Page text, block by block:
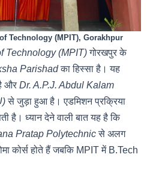
Technology (MPIT), Gorakhpur
Technology (MPIT)गोरखपुर के
Parishadका हिस्सा है। यह
और Dr. A.P.J. Abdul Kalam
से जुड़ा हुआ है। एडमिशन प्रक्रिया
है। ध्यान देने वाली बात यह है कि
Pratap Polytechnicसे अलग
कोर्स होते हैं जबकि MPIT में B.Tech